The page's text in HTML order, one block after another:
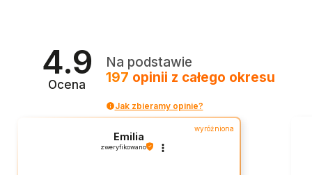
4.9
Ocena
Na podstawie
197 opinii z całego okresu
Jak zbieramy opinie?
wyróżniona
Emilia
zweryfikowano